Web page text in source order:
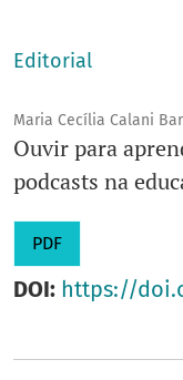
Qualis: A3
Ano de fundação:
E-ISSN: 2318-8839
Título abreviado:
E-mail:
Unidade
Editoraresponsável
Editorial
Maria Cecília Calani
Ouvir para
podcasts na
PDF
DOI: https://